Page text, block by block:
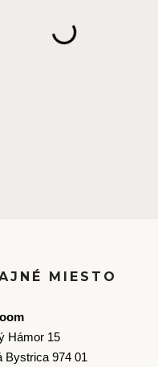
MIESTO
Hámor 15
Bystrica 974 01